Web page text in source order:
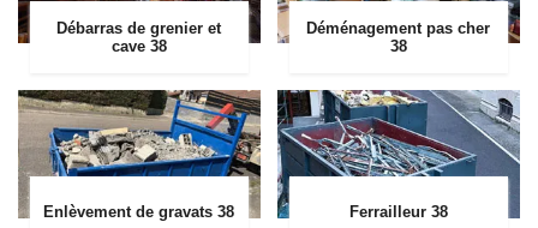
Débarras de grenier et
cave 38
Déménagement pas cher
38
Enlèvement de gravats 38 Ferrailleur 38